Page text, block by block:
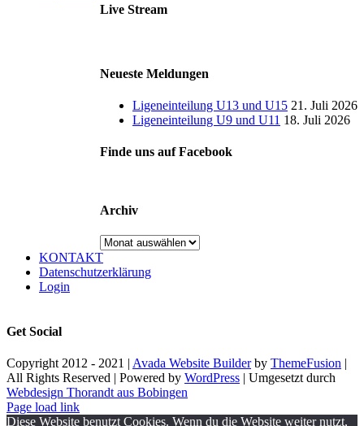
Live Stream
Neueste Meldungen
Ligeneinteilung U13 und U15 21. Juli 2026
Ligeneinteilung U9 und U11 18. Juli 2026
Finde uns auf Facebook
Archiv
Archiv
KONTAKT
Datenschutzerklärung
Login
Get Social
Copyright 2012 - 2021 | Avada Website Builderby ThemeFusion
All Rights Reserved | Powered by WordPress | Umgesetzt durch
Webdesign Thorandt aus Bobingen
Page load link
Diese Website benutzt Cookies. Wenn du die Website weiter nutzt,